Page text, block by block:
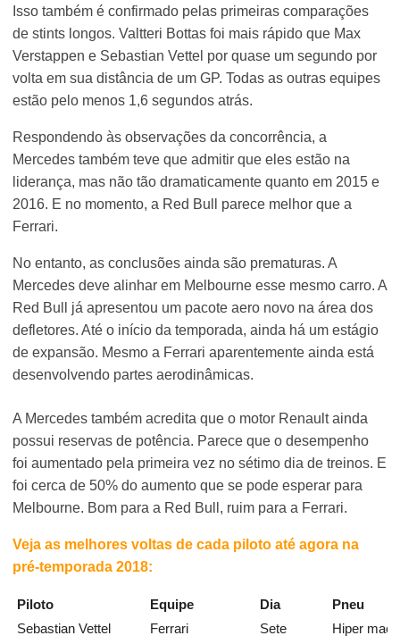
Isso também é confirmado pelas primeiras comparações
de stints longos. Valtteri Bottas foi mais rápido que Max
Verstappen e Sebastian Vettel por quase um segundo por
volta em sua distância de um GP. Todas as outras equipes
estão pelo menos 1,6 segundos atrás.
Respondendo às observações da concorrência, a
Mercedes também teve que admitir que eles estão na
liderança, mas não tão dramaticamente quanto em 2015 e
2016. E no momento, a Red Bull parece melhor que a
Ferrari.
No entanto, as conclusões ainda são prematuras. A
Mercedes deve alinhar em Melbourne esse mesmo carro. A
Red Bull já apresentou um pacote aero novo na área dos
defletores. Até o início da temporada, ainda há um estágio
de expansão. Mesmo a Ferrari aparentemente ainda está
desenvolvendo partes aerodinâmicas.
A Mercedes também acredita que o motor Renault ainda
possui reservas de potência. Parece que o desempenho
foi aumentado pela primeira vez no sétimo dia de treinos. E
foi cerca de 50% do aumento que se pode esperar para
Melbourne. Bom para a Red Bull, ruim para a Ferrari.
Veja as melhores voltas de cada piloto até agora na
pré-temporada 2018:
Piloto Equipe Dia
Pneu
Sebastian Vettel
Ferrari Sete
Hiper